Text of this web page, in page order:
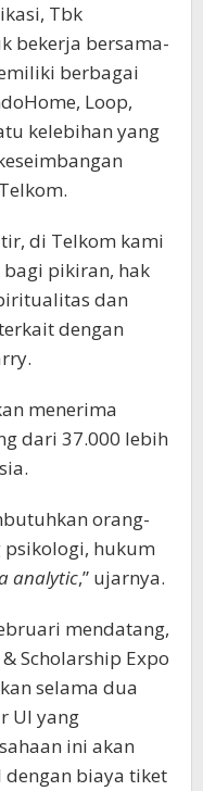
Tbk
bekerja bersama-
berbagai
Loop,
kelebihan yang
di Telkom kami
pikiran, hak
dan
dengan
menerima
dari 37.000 lebih
orang-
hukum
analytic,” ujarnya.
mendatang,
Scholarship Expo
selama dua
UI yang
ini akan
biaya tiket